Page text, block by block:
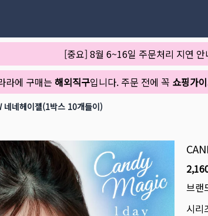
[중요] 8월 6~16일 주문처리 지연
라에 구매는 해외직구입니다. 주문 전에 꼭 쇼핑가
네네헤이젤(1박스 10개들이)
브랜
시리